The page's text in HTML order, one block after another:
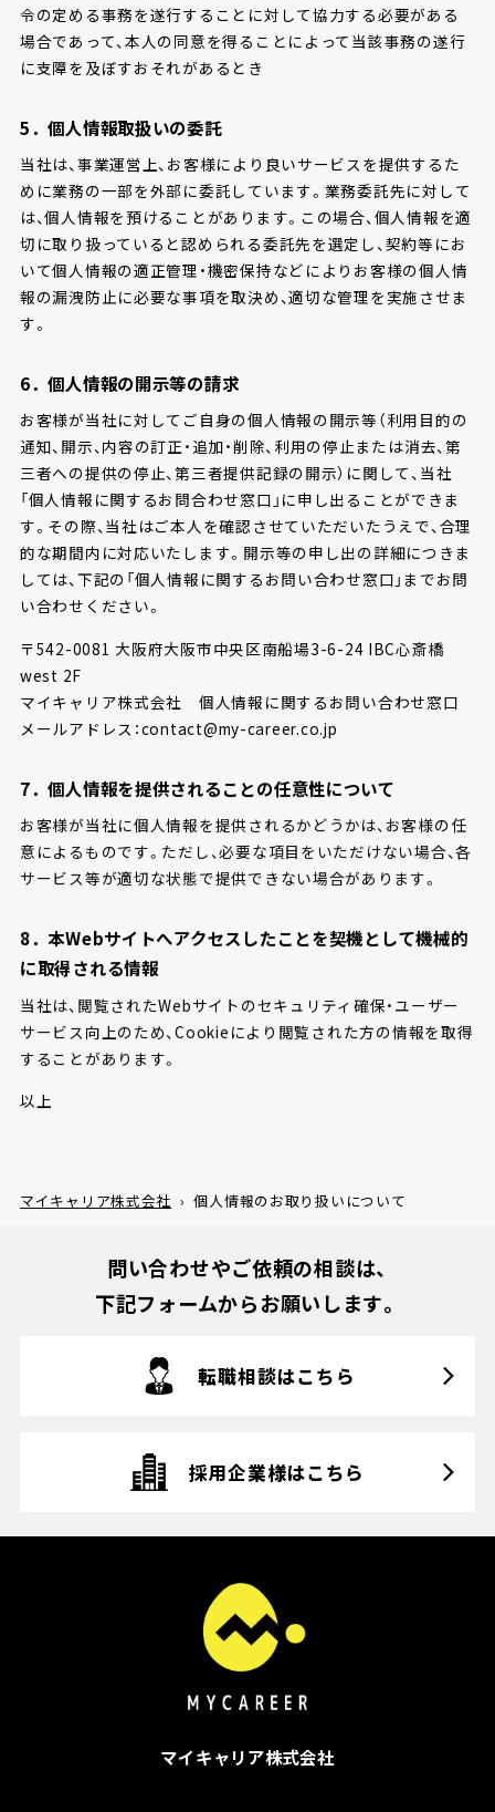
令の定める事務を遂行することに対して協力する必要がある
場合であって、本人の同意を得ることによって当該事務の遂行
に支障を及ぼすおそれがあるとき
5．個人情報取扱いの委託
当社は、事業運営上、お客様により良いサービスを提供するた
めに業務の一部を外部に委託しています。業務委託先に対して
は、個人情報を預けることがあります。この場合、個人情報を適
切に取り扱っていると認められる委託先を選定し、契約等にお
いて個人情報の適正管理・機密保持などによりお客様の個人情
報の漏洩防止に必要な事項を取決め、適切な管理を実施させま
す。
6．個人情報の開示等の請求
お客様が当社に対してご自身の個人情報の開示等（利用目的の
通知、開示、内容の訂正・追加・削除、利用の停止または消去、第
三者への提供の停止、第三者提供記録の開示）に関して、当社
「個人情報に関するお問合わせ窓口」に申し出ることができま
す。その際、当社はご本人を確認させていただいたうえで、合理
的な期間内に対応いたします。開示等の申し出の詳細につきま
しては、下記の「個人情報に関するお問い合わせ窓口」までお問
い合わせください。
〒542-0081 大阪府大阪市中央区南船場3-6-24 IBC心斎橋
west 2F
マイキャリア株式会社 個人情報に関するお問い合わせ窓口
メールアドレス：contact@my-career.co.jp
7．個人情報を提供されることの任意性について
お客様が当社に個人情報を提供されるかどうかは、お客様の任
意によるものです。ただし、必要な項目をいただけない場合、各
サービス等が適切な状態で提供できない場合があります。
8．本Webサイトへアクセスしたことを契機として機械的
に取得される情報
当社は、閲覧されたWebサイトのセキュリティ確保・ユーザー
サービス向上のため、Cookieにより閲覧された方の情報を取得
することがあります。
以上
マイキャリア株式会社 › 個人情報のお取り扱いについて
問い合わせやご依頼の相談は、
下記フォームからお願いします。
転職相談はこちら
採用企業様はこちら
マイキャリア株式会社